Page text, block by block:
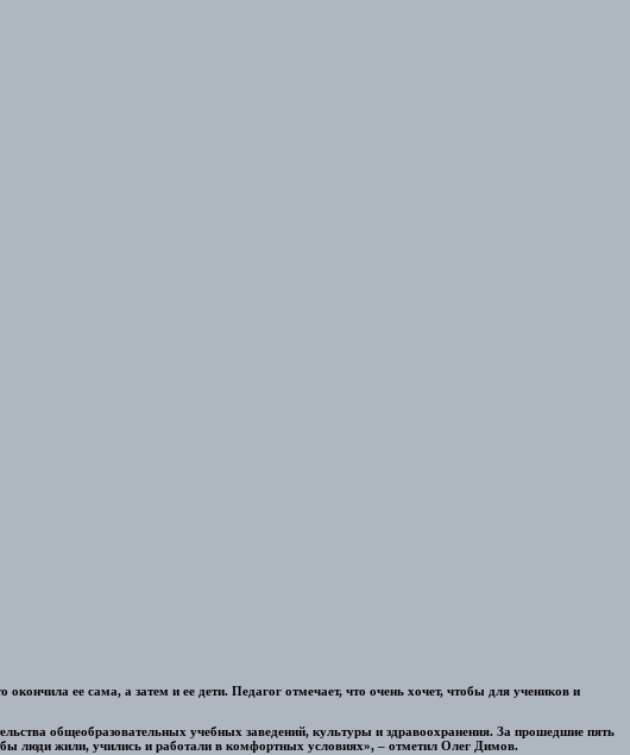
ее сама, а затем и ее дети. Педагог отмечает, что очень хочет, чтобы для учеников и
общеобразовательных учебных заведений, культуры и здравоохранения. За прошедшие пять
люди жили, учились и работали в комфортных условиях», – отметил Олег Димов.